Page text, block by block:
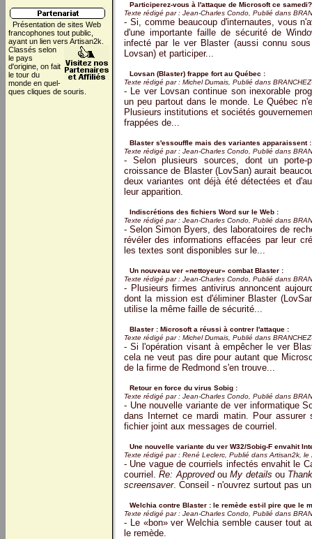
Présentation de sites Web
francophones tout public,
ayant un lien vers Artisan2k.
Classés selon
le pays
d'origine, on fait
le tour du
monde en quel-
ques cliques de souris.
Participerez-vous à l'attaque de Microsoft ce
Texte rédigé par : Jean-Charles Condo, Publié dans
- Si, comme beaucoup d'internautes, vous
d'une importante faille de sécurité de
infecté par le ver Blaster (aussi connu
Lovsan) et participer...
Lovsan (Blaster) frappe fort au Québec :
Texte rédigé par : Michel Dumais, Publié dans
- Le ver Lovsan continue son inexorable
un peu partout dans le monde. Le Québec
Plusieurs institutions et sociétés
frappées de...
Blaster s'essouffle mais des variantes apparaissent :
Texte rédigé par : Jean-Charles Condo, Publié dans
- Selon plusieurs sources, dont un
croissance de Blaster (LovSan) aurait
deux variantes ont déjà été détectées et
leur apparition.
Indiscrétions des fichiers Word sur le Web :
Texte rédigé par : Jean-Charles Condo, Publié dans
- Selon Simon Byers, des laboratoires de
révéler des informations effacées par leur
les textes sont disponibles sur le...
Un nouveau ver «nettoyeur» combat Blaster :
Texte rédigé par : Jean-Charles Condo, Publié dans
- Plusieurs firmes antivirus annoncent
dont la mission est d'éliminer Blaster
utilise la même faille de sécurité...
Blaster : Microsoft a réussi à contrer l'attaque :
Texte rédigé par : Michel Dumais, Publié dans
- Si l'opération visant à empêcher le ver
cela ne veut pas dire pour autant que
de la firme de Redmond s'en trouve...
Retour en force du virus Sobig :
Texte rédigé par : Jean-Charles Condo, Publié dans
- Une nouvelle variante de ver informatique
dans Internet ce mardi matin. Pour
fichier joint aux messages de courriel.
Une nouvelle variante du ver W32/Sobig-F envahit
Texte rédigé par : René Leclerc, Publié dans Artisan2k,
- Une vague de courriels infectés envahit le
courriel.Re: ApprovedouMy details ou
screensaver. Conseil - n'ouvrez surtout pas
Welchia contre Blaster : le remède est-il pire que le
Texte rédigé par : Jean-Charles Condo, Publié dans
- Le «bon» ver Welchia semble causer tout
le remède.